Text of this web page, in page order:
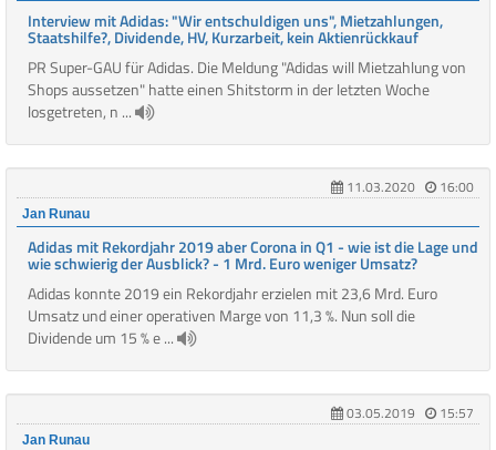
Interview mit Adidas: "Wir entschuldigen uns", Mietzahlungen,
Staatshilfe?, Dividende, HV, Kurzarbeit, kein Aktienrückkauf
PR Super-GAU für Adidas. Die Meldung "Adidas will Mietzahlung von
Shops aussetzen" hatte einen Shitstorm in der letzten Woche
losgetreten, n ...
11.03.2020 16:00
Jan Runau
Adidas mit Rekordjahr 2019 aber Corona in Q1 - wie ist die Lage und
wie schwierig der Ausblick? - 1 Mrd. Euro weniger Umsatz?
Adidas konnte 2019 ein Rekordjahr erzielen mit 23,6 Mrd. Euro
Umsatz und einer operativen Marge von 11,3 %. Nun soll die
Dividende um 15 % e ...
03.05.2019 15:57
Jan Runau